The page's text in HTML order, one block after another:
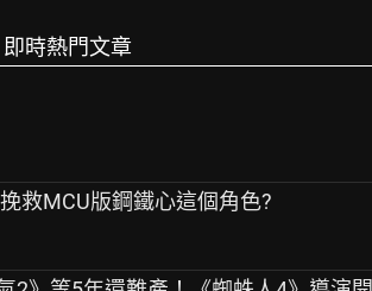
時熱門文章
救MCU版鋼鐵心這個角色?